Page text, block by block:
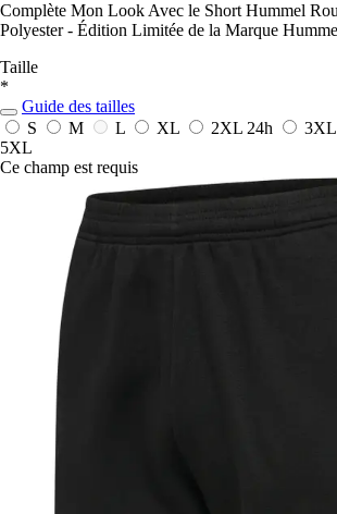
Complète Mon Look Avec le Short Hummel
Polyester - Édition Limitée de la Marque
Taille
*
Guide des tailles
S
M L XL 2XL 24h 3XL
5XL
Ce champ est requis